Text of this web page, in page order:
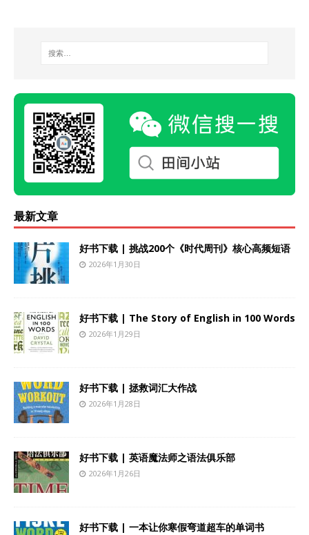
最新文章
好书下载 | 挑战200个《时代周刊》核心高频短语
2026年1月30日
好书下载 | The Story of English in 100 Words
2026年1月29日
好书下载 | 拯救词汇大作战
2026年1月28日
好书下载 | 英语魔法师之语法俱乐部
2026年1月26日
好书下载 | 一本让你寒假弯道超车的单词书